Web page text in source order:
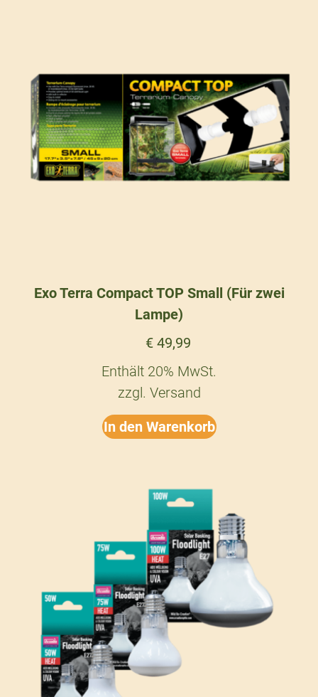
Exo Terra Compact TOP Small (Für zwei
Lampe)
€49,99
Enthält 20% MwSt.
zzgl. Versand
In den Warenkorb